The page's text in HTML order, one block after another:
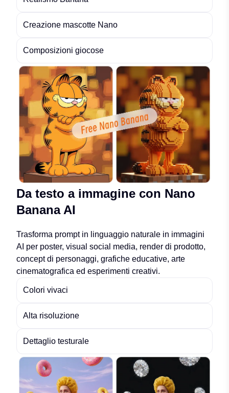
Creazione mascotte Nano
Composizioni giocose
Da testo a immagine con Nano
Banana AI
Trasforma prompt in linguaggio naturale in immagini
AI per poster, visual social media, render di prodotto,
concept di personaggi, grafiche educative, arte
cinematografica ed esperimenti creativi.
Colori vivaci
Alta risoluzione
Dettaglio testurale